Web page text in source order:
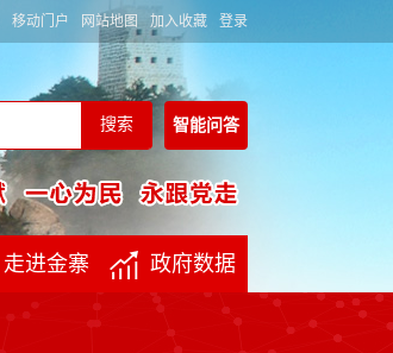
移动门户 网站地图 加入收藏 登录
智能问答
走进金寨 政府数据